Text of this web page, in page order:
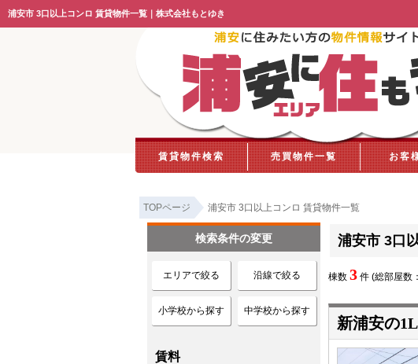
浦安市 3口以上コンロ 賃貸物件一覧｜株式会社もとゆき
賃貸物件検索 売買物件一覧 お客
TOPページ 浦安市 3口以上コンロ 賃貸物件一覧
浦安市 3口
棟数 3 件 (総部屋数：
新浦安の
検索条件の変更
エリアで絞る 沿線で絞る
小学校から探す 中学校から探す
賃料